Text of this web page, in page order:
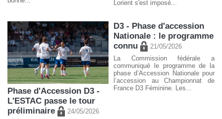
Lorient s'est imposé...
Phase d'Accession D3 -
L'ESTAC passe le tour
préliminaire
24/05/2026
D3 - Phase d'accession
Nationale : le programme
connu
21/05/2026
La Commission fédérale a
communiqué le programme de la
phase d’Accession Nationale pour
l’accession au Championnat de
France D3 Féminine. Les...